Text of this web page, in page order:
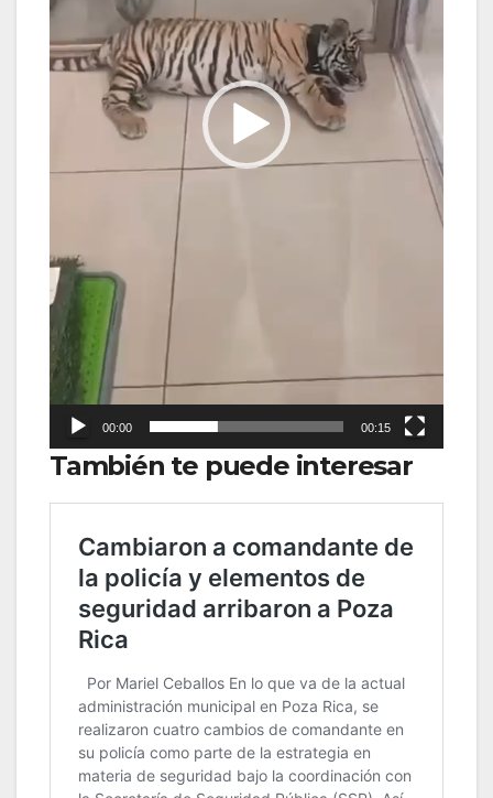
00:00 00:15
También te puede interesar